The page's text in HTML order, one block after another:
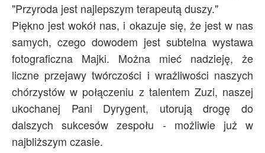
"Przyroda jest najlepszym terapeutą duszy."
Piękno jest wokół nas, i okazuje się, że jest w nas
samych, czego dowodem jest subtelna wystawa
fotograficzna Majki. Można mieć nadzieję, że
liczne przejawy twórczości i wrażliwości naszych
chórzystów w połączeniu z talentem Zuzi, naszej
ukochanej Pani Dyrygent, utorują drogę do
dalszych sukcesów zespołu - możliwie już w
najbliższym czasie.